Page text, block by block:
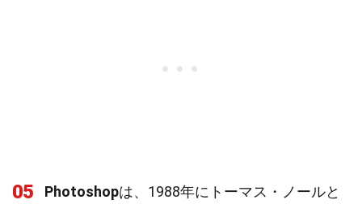
05 Photoshopは、1988年にトーマス・ノールと